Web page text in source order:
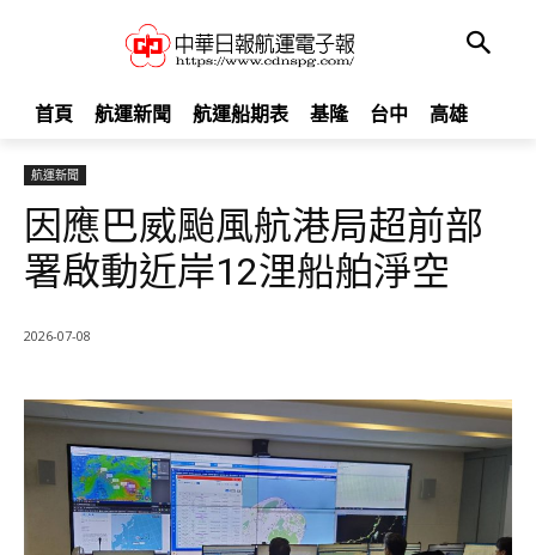
首頁 航運新聞 航運船期表 基隆 台中 高雄
航運新聞
因應巴威颱風航港局超前部
署啟動近岸12浬船舶淨空
2026-07-08